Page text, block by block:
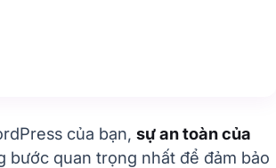
của bạn, sự an toàn của
bước quan trọng nhất để đảm bảo